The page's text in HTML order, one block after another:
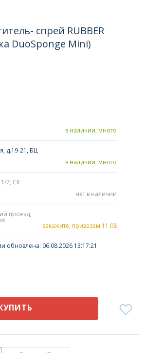
спрей RUBBER
DuoSponge Mini)
в наличии, много
д.19-21, БЦ
в наличии, много
7, СК
нет в наличии
проезд,
закажите, привезем 11.08
06.08.2026 13:17:21